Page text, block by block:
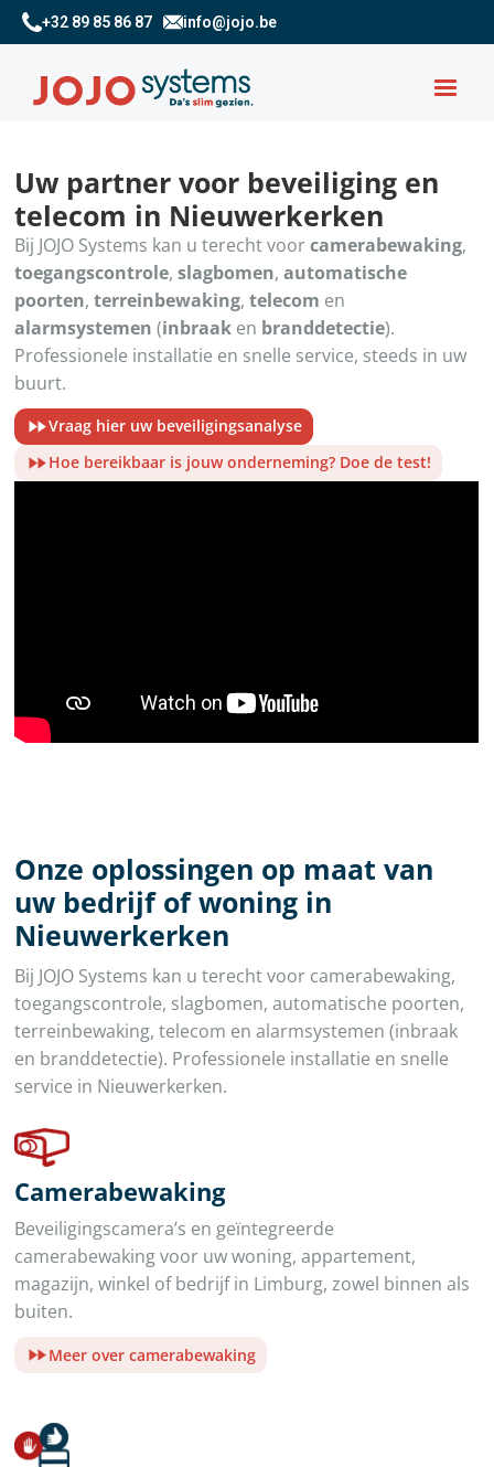
+32 89 85 86 87 info@jojo.be
Uw partner voor beveiliging en
telecom in Nieuwerkerken
Bij JOJO Systems kan u terecht voorcamerabewaking,
toegangscontrole,slagbomen,automatische
poorten,terreinbewaking,telecom en
alarmsystemen (inbraak en branddetectie).
Professionele installatie en snelle service, steeds in uw
buurt.
Vraag hier uw beveiligingsanalyse
Hoe bereikbaar is jouw onderneming? Doe de test!
Onze oplossingen op maat van
uw bedrijf of woning in
Nieuwerkerken
Bij JOJO Systems kan u terecht voor camerabewaking,
toegangscontrole, slagbomen, automatische poorten,
terreinbewaking, telecom en alarmsystemen (inbraak
en branddetectie). Professionele installatie en snelle
service in Nieuwerkerken.
Camerabewaking
Beveiligingscamera’s en geïntegreerde
camerabewaking voor uw woning, appartement,
magazijn, winkel of bedrijf in Limburg, zowel binnen als
buiten.
Meer over camerabewaking